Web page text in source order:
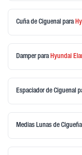
Cuña de Ciguenal para
Damperpara Hyundai
Espaciador de Ciguenal
Medias Lunas de Cigueñal